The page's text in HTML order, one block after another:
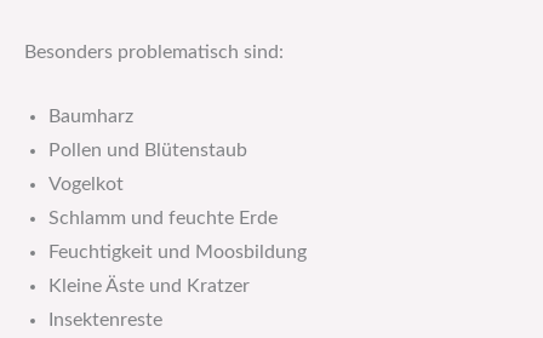
Besonders problematisch sind:
Baumharz
Pollen und Blütenstaub
Vogelkot
Schlamm und feuchte Erde
Feuchtigkeit und Moosbildung
Kleine Äste und Kratzer
Insektenreste